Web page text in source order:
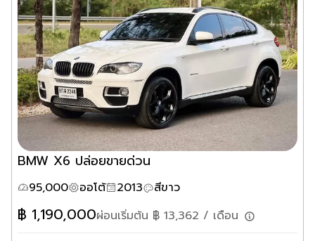
BMW X6 ปล่อยขายด่วน
95,000 ออโต้ 2013 สีขาว
฿ 1,190,000ผ่อนเริ่มต้น ฿ 13,362 / เดือน